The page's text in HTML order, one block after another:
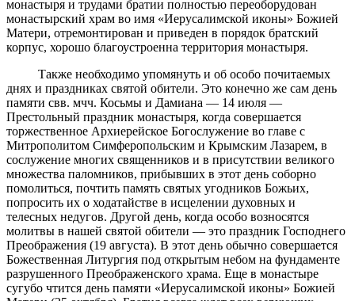
монастыря и трудами братии полностью переоборудован
монастырский храм во имя «Иерусалимской иконы» Божией
Матери, отремонтирован и приведен в порядок братский
корпус, хорошо благоустроенна территория монастыря.
Также необходимо упомянуть и об особо почитаемых
днях и праздниках святой обители. Это конечно же сам день
памяти свв. мчч. Косьмы и Дамиана — 14 июля —
Престольный праздник монастыря, когда совершается
торжественное Архиерейское Богослужение во главе с
Митрополитом Симферопольским и Крымским Лазарем, в
сослужение многих священников и в присутствии великого
множества паломников, прибывших в этот день соборно
помолиться, почтить память святых угодников Божьих,
попросить их о ходатайстве в исцелении духовных и
телесных недугов. Другой день, когда особо возносятся
молитвы в нашей святой обители — это праздник Господнего
Преображения (19 августа). В этот день обычно совершается
Божественная Литургия под открытым небом на фундаменте
разрушенного Преображенского храма. Еще в монастыре
сугубо чтится день памяти «Иерусалимской иконы» Божией